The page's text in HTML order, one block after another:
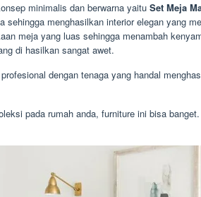
minimalis dan berwarna yaitu Set Meja
menghasilkan interior elegan yang
meja yang luas sehingga menambah
di hasilkan sangat awet.
dengan tenaga yang handal
pada rumah anda, furniture ini bisa